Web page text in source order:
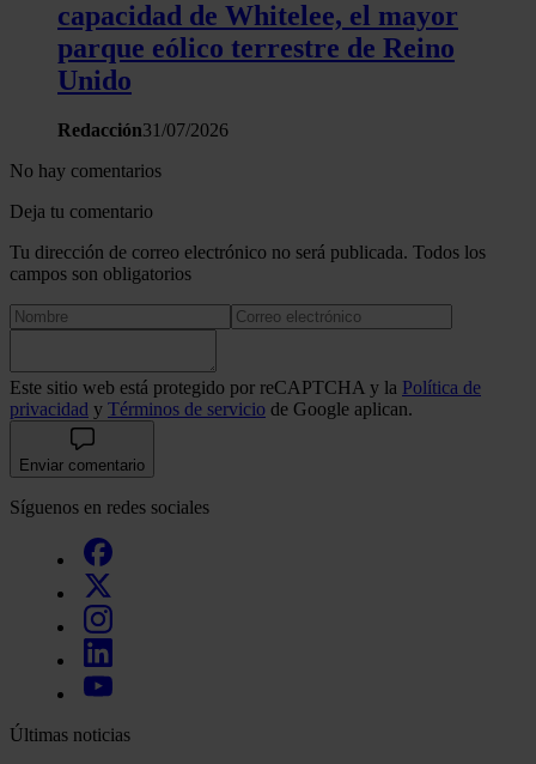
capacidad de Whitelee, el mayor
parque eólico terrestre de Reino
Unido
Redacción31/07/2026
No hay comentarios
Deja tu comentario
Tu dirección de correo electrónico no será publicada. Todos los
campos son obligatorios
Este sitio web está protegido por reCAPTCHA y la Política de
privacidad y Términos de servicio de Google aplican.
Enviar comentario
Síguenos en redes sociales
Últimas noticias